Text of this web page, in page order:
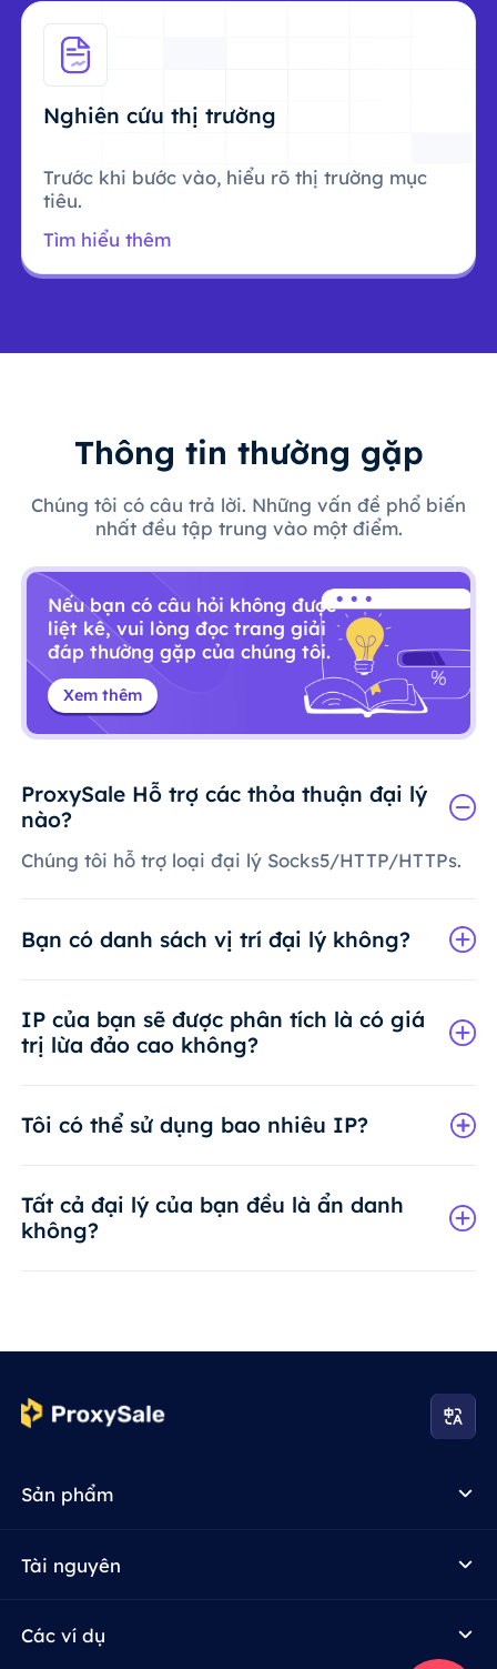
Nghiên cứu thị trường
Trước khi bước vào, hiểu rõ thị trường mục
tiêu.
Tìm hiểu thêm
Thông tin thường gặp
Chúng tôi có câu trả lời. Những vấn đề phổ biến
nhất đều tập trung vào một điểm.
Nếu bạn có câu hỏi không được
liệt kê, vui lòng đọc trang giải
đáp thường gặp của chúng tôi.
Xem thêm
ProxySale Hỗ trợ các thỏa thuận đại lý
nào?
Chúng tôi hỗ trợ loại đại lý Socks5/HTTP/HTTPs.
Bạn có danh sách vị trí đại lý không?
IP của bạn sẽ được phân tích là có giá
trị lừa đảo cao không?
Tôi có thể sử dụng bao nhiêu IP?
Tất cả đại lý của bạn đều là ẩn danh
không?
Sản phẩm
Tài nguyên
Các ví dụ